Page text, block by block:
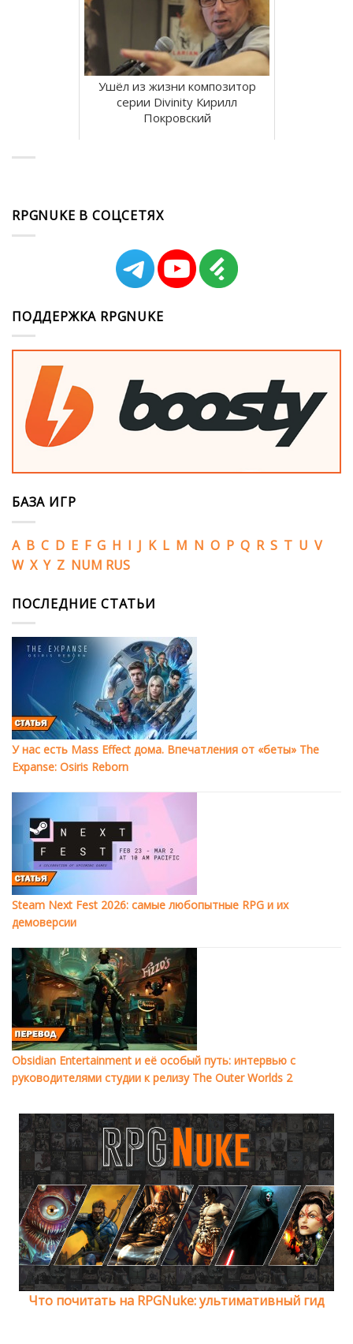
Ушёл из жизни композитор
серии Divinity Кирилл
Покровский
RPGNUKE В СОЦСЕТЯХ
ПОДДЕРЖКА RPGNUKE
БАЗА ИГР
A B C D E F G H I J K L M N O P Q R S T U V
W X Y Z NUM RUS
ПОСЛЕДНИЕ СТАТЬИ
У нас есть Mass Effect дома. Впечатления от «беты» The
Expanse: Osiris Reborn
Steam Next Fest 2026: самые любопытные RPG и их
демоверсии
Obsidian Entertainment и её особый путь: интервью с
руководителями студии к релизу The Outer Worlds 2
Что почитать на RPGNuke: ультимативный гид